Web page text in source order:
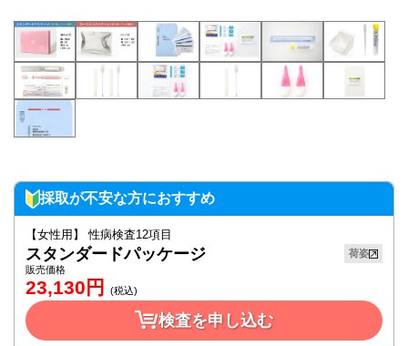
採取が不安な方におすすめ
【女性用】 性病検査12項目
スタンダードパッケージ
荷姿
販売価格
23,130 円 (税込)
検査を申し込む